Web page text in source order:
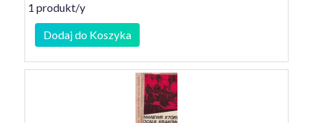
1 produkt/y
Dodaj do Koszyka